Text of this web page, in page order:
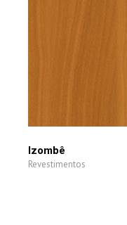
Izombê
Revestimentos